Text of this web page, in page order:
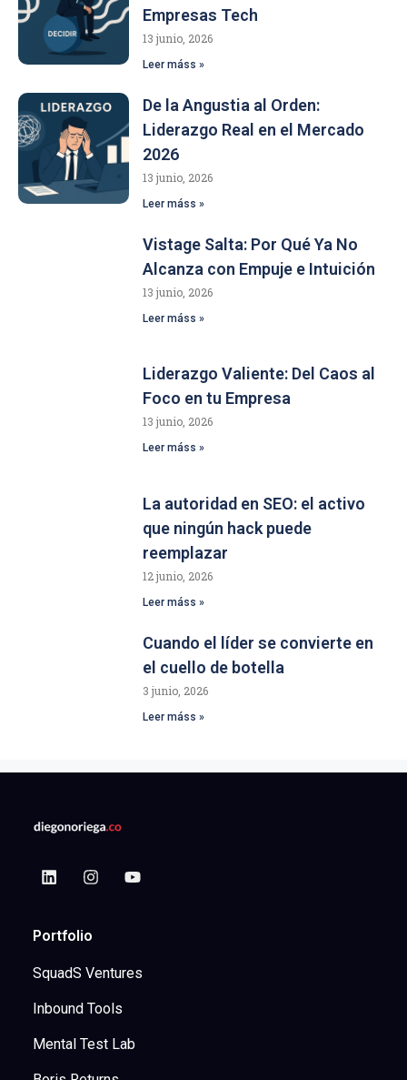
Empresas Tech
13 junio, 2026
Leer máss »
De la Angustia al Orden:
Liderazgo Real en el Mercado
2026
13 junio, 2026
Leer máss »
Vistage Salta: Por Qué Ya No
Alcanza con Empuje e Intuición
13 junio, 2026
Leer máss »
Liderazgo Valiente: Del Caos al
Foco en tu Empresa
13 junio, 2026
Leer máss »
La autoridad en SEO: el activo
que ningún hack puede
reemplazar
12 junio, 2026
Leer máss »
Cuando el líder se convierte en
el cuello de botella
3 junio, 2026
Leer máss »
Portfolio
SquadS Ventures
Inbound Tools
Mental Test Lab